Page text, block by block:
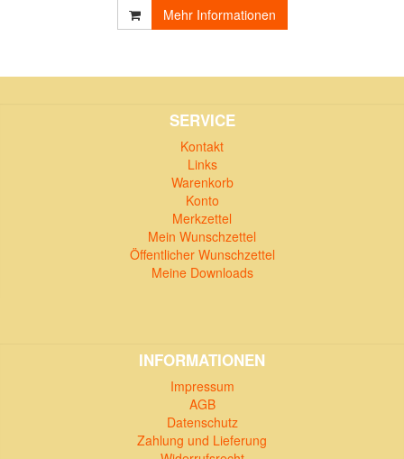
Mehr Informationen
SERVICE
Kontakt
Links
Warenkorb
Konto
Merkzettel
Mein Wunschzettel
Öffentlicher Wunschzettel
Meine Downloads
INFORMATIONEN
Impressum
AGB
Datenschutz
Zahlung und Lieferung